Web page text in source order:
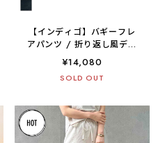
【インディゴ】バギーフレ
アパンツ / 折り返し風デザ
デニム」
¥14,080
SOLD OUT